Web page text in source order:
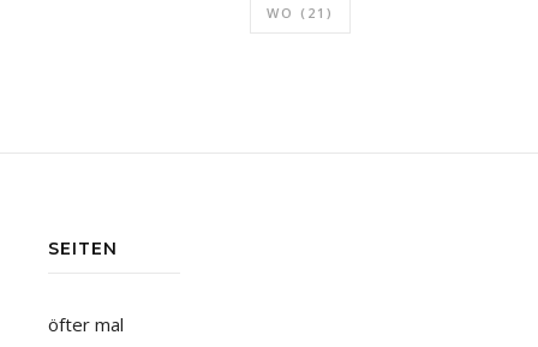
WO (21)
SEITEN
öfter mal